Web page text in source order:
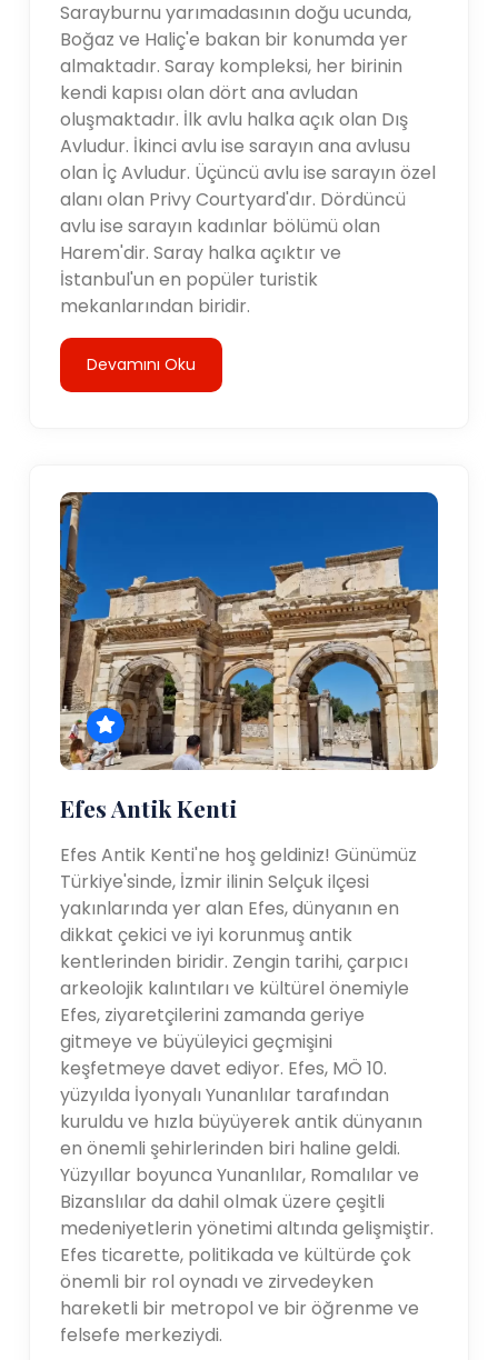
Sarayburnu yarımadasının doğu ucunda,
Boğaz ve Haliç'e bakan bir konumda yer
almaktadır. Saray kompleksi, her birinin
kendi kapısı olan dört ana avludan
oluşmaktadır. İlk avlu halka açık olan Dış
Avludur. İkinci avlu ise sarayın ana avlusu
olan İç Avludur. Üçüncü avlu ise sarayın özel
alanı olan Privy Courtyard'dır. Dördüncü
avlu ise sarayın kadınlar bölümü olan
Harem'dir. Saray halka açıktır ve
İstanbul'un en popüler turistik
mekanlarından biridir.
Devamını Oku
Efes Antik Kenti
Efes Antik Kenti'ne hoş geldiniz! Günümüz
Türkiye'sinde, İzmir ilinin Selçuk ilçesi
yakınlarında yer alan Efes, dünyanın en
dikkat çekici ve iyi korunmuş antik
kentlerinden biridir. Zengin tarihi, çarpıcı
arkeolojik kalıntıları ve kültürel önemiyle
Efes, ziyaretçilerini zamanda geriye
gitmeye ve büyüleyici geçmişini
keşfetmeye davet ediyor. Efes, MÖ 10.
yüzyılda İyonyalı Yunanlılar tarafından
kuruldu ve hızla büyüyerek antik dünyanın
en önemli şehirlerinden biri haline geldi.
Yüzyıllar boyunca Yunanlılar, Romalılar ve
Bizanslılar da dahil olmak üzere çeşitli
medeniyetlerin yönetimi altında gelişmiştir.
Efes ticarette, politikada ve kültürde çok
önemli bir rol oynadı ve zirvedeyken
hareketli bir metropol ve bir öğrenme ve
felsefe merkeziydi.